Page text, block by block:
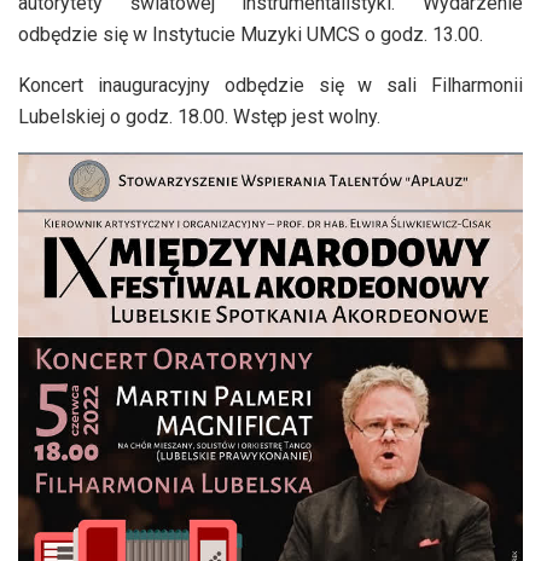
odbędzie się w Instytucie Muzyki UMCS o godz. 13.00.
Koncert inauguracyjny odbędzie się w sali Filharmonii
Lubelskiej o godz. 18.00. Wstęp jest wolny.